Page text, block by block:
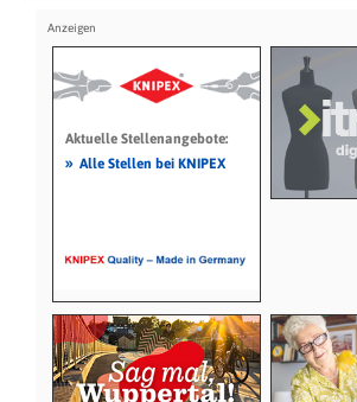
Aktuelle Stellenangebote:
» Alle Stellen bei KNIPEX